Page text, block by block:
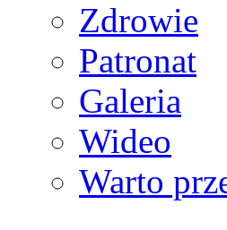
Zdrowie
Patronat
Galeria
Wideo
Warto